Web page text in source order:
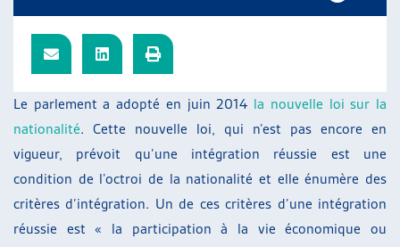
Le parlement a adopté en juin 2014 la nouvelle loi sur la
nationalité. Cette nouvelle loi, qui n’est pas encore en
vigueur, prévoit qu’une intégration réussie est une
condition de l’octroi de la nationalité et elle énumère des
critères d’intégration. Un de ces critères d’une intégration
réussie est « la participation à la vie économique ou